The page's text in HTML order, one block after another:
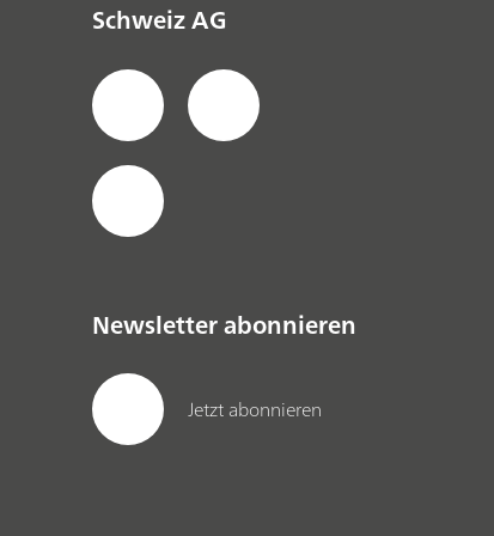
Schweiz AG
Newsletter abonnieren
Jetzt abonnieren